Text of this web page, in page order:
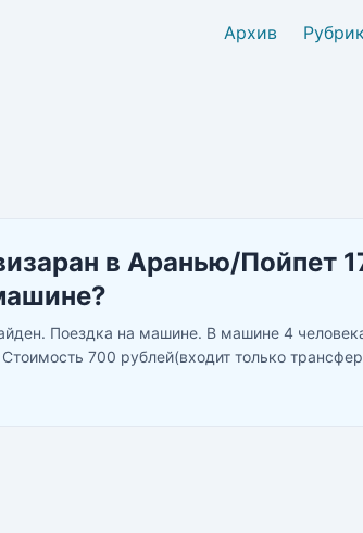
Архив
в Аранью/Пойпет
Поездка на машине. В машине 4
700 рублей(входит только
Визу покупаете сами, либо на месте за